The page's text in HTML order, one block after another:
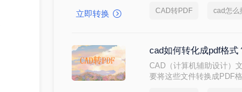
立即转换
文件能完美保留图纸的矢
CAD转PDF cad怎么
cad如何转化成pdf格式
CAD（计算机辅助设计）
要将这些文件转换成PDF